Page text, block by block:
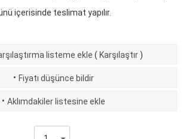
içerisinde teslimat yapılır.
listeme ekle ( Karşılaştır )
· Fiyatı düşünce bildir
· Aklımdakiler listesine ekle